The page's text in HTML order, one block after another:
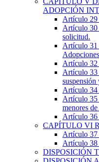
ADOPCIÓN
Artículo 29
Artículo 30
solicitud.
Artículo 31
Artículo 32
Artículo 33
suspensión
Artículo 34
Artículo 35
menores de
Artículo 36
CAPÍTULO VI
Artículo 37
Artículo 38
DISPOSICIÓN